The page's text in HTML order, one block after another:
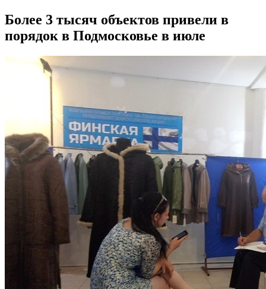
Более 3 тысяч объектов привели в
порядок в Подмосковье в июле